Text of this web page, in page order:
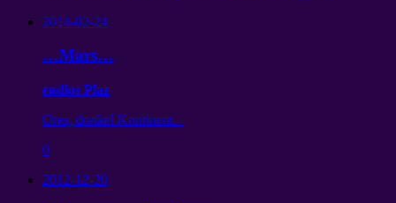
2014-02-24
…Mars…
endlos Plaz
Ores, donkel Kontinent.
0
2012-12-20